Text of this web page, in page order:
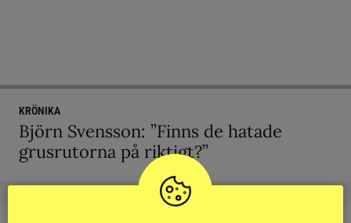
KRÖNIKA
Björn Svensson: ”Finns de hatade
grusrutorna på riktigt?”